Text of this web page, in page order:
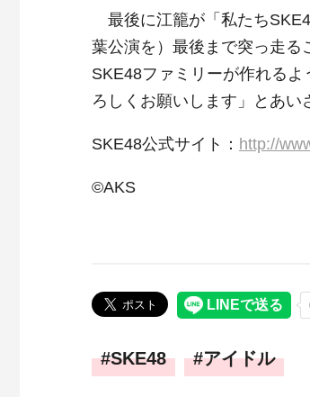
最後に江籠が「私たち
葉公演を）最後まで突っ走る
SKE48ファミリーが作れる
ろしくお願いします」とあい
SKE48公式サイト： http://
©AKS
SKE48 アイドル